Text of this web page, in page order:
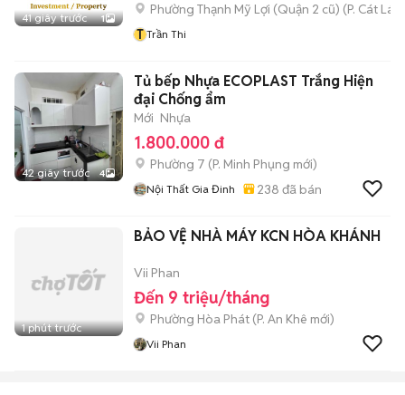
41 giây trước 1
Phường Thạnh Mỹ Lợi (Quận 2 cũ) (P. Cát Lái
T Trần Thi
42 giây trước 4
Tủ bếp Nhựa ECOPLAST Trắng Hiện
đại Chống ẩm
Mới Nhựa
1.800.000 đ
Phường 7 (P. Minh Phụng mới)
Nội Thất Gia Đinh 238 đã bán
1 phút trước
BẢO VỆ NHÀ MÁY KCN HÒA KHÁNH
Vii Phan
Đến 9 triệu/tháng
Phường Hòa Phát (P. An Khê mới)
Vii Phan